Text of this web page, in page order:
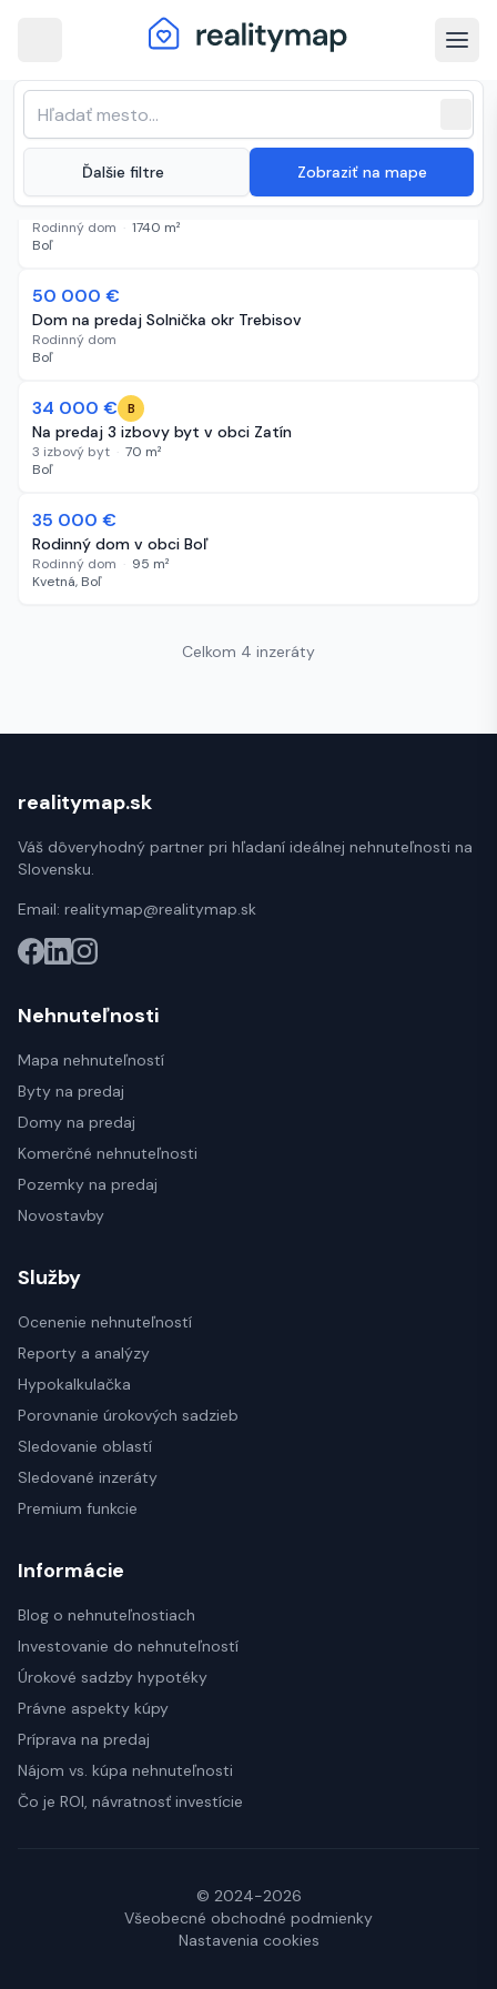
Ďalšie filtre Zobraziť na mape
Boľ · Najnovšie nehnuteľnosti na
predaj
(4 inzeráty)
Zoradenie zoznamu
60 000 €
Štýlový zrekonštruovaný rodinný dom v obci Solnička
Rodinný dom · 1740 m²
Boľ
44 dní
50 000 €
Dom na predaj Solnička okr Trebisov
Rodinný dom
Boľ
60 dní
34 000 € B
Na predaj 3 izbovy byt v obci Zatín
3 izbový byt · 70 m²
Boľ
789 dní
35 000 €
Rodinný dom v obci Boľ
Rodinný dom · 95 m²
Kvetná, Boľ
Celkom 4 inzeráty
realitymap.sk
Váš dôveryhodný partner pri hľadaní ideálnej nehnuteľnosti na
Slovensku.
Email: realitymap@realitymap.sk
Nehnuteľnosti
Mapa nehnuteľností
Byty na predaj
Domy na predaj
Komerčné nehnuteľnosti
Pozemky na predaj
Novostavby
Služby
Ocenenie nehnuteľností
Reporty a analýzy
Hypokalkulačka
Porovnanie úrokových sadzieb
Sledovanie oblastí
Sledované inzeráty
Premium funkcie
Informácie
Blog o nehnuteľnostiach
Investovanie do nehnuteľností
Úrokové sadzby hypotéky
Právne aspekty kúpy
Príprava na predaj
Nájom vs. kúpa nehnuteľnosti
Čo je ROI, návratnosť investície
© 2024-2026
Všeobecné obchodné podmienky
Nastavenia cookies